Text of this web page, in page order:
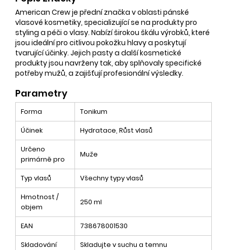
American Crew je přední značka v oblasti pánské
vlasové kosmetiky, specializující se na produkty pro
styling a péči o vlasy. Nabízí širokou škálu výrobků, které
jsou ideální pro citlivou pokožku hlavy a poskytují
tvarující účinky. Jejich pasty a další kosmetické
produkty jsou navrženy tak, aby splňovaly specifické
potřeby mužů, a zajišťují profesionální výsledky.
Parametry
Forma
Tonikum
Účinek
Hydratace, Růst vlasů
Určeno
primárně pro
Muže
Typ vlasů
Všechny typy vlasů
Hmotnost /
objem
250 ml
EAN
738678001530
Skladování
Skladujte v suchu a temnu